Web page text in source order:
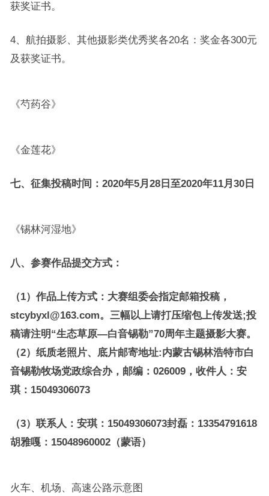
获奖证书。
4、航拍摄影、其他摄影类优秀奖各20名：奖金各300元
及获奖证书。
《芍药谷》
《金莲花》
七、征集投稿时间：2020年5月28日至2020年11月30日
《锡林河湿地》
八、参赛作品提交方式：
（1）作品上传方式：大赛组委会指定邮箱投稿，
stcybyxl@163.com。三幅以上请打压缩包上传发送;投
稿请注明“生态草原—白音锡勒”70周年主题摄影大赛。
（2）纸质老照片、底片邮寄地址:内蒙古锡林浩特市白
音锡勒牧场党政综合办，邮编：026009，收件人：安
琪：15049306073
（3）联系人：安琪：15049306073封磊：13354791618
胡雅嘎：15048960002（蒙语）
火车、机场、高速公路示意图